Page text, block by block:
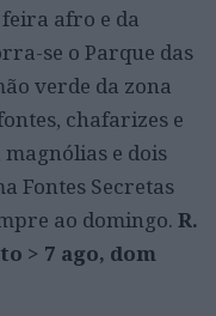
afro e da
se o Parque das
verde da zona
chafarizes e
e dois
Fontes Secretas
ao domingo. R.
> 7 ago, dom